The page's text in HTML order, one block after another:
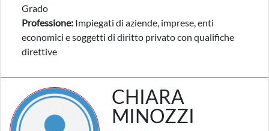
Grado
Professione: Impiegati di aziende, imprese, enti
economici e soggetti di diritto privato con qualifiche
direttive
CHIARA
MINOZZI